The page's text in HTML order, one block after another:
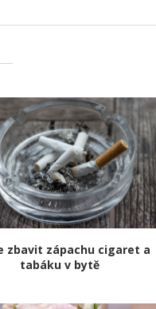
zbavit zápachu cigaret a
tabáku v bytě